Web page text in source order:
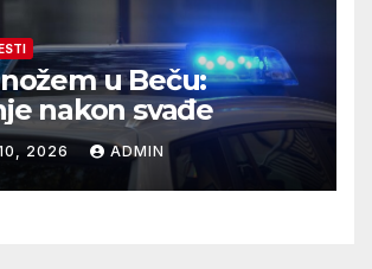
u Beču:
nakon svađe
2026 ADMIN